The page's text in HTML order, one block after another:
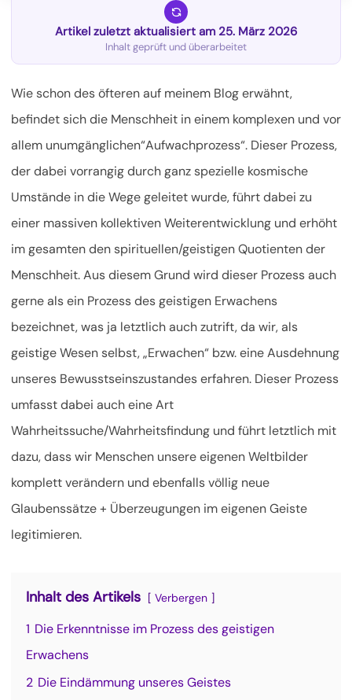
Artikel zuletzt aktualisiert am 25. März 2026
Inhalt geprüft und überarbeitet
Wie schon des öfteren auf meinem Blog erwähnt,
befindet sich die Menschheit in einem komplexen und vor
allem unumgänglichen“Aufwachprozess“. Dieser Prozess,
der dabei vorrangig durch ganz spezielle kosmische
Umstände in die Wege geleitet wurde, führt dabei zu
einer massiven kollektiven Weiterentwicklung und erhöht
im gesamten den spirituellen/geistigen Quotienten der
Menschheit. Aus diesem Grund wird dieser Prozess auch
gerne als ein Prozess des geistigen Erwachens
bezeichnet, was ja letztlich auch zutrift, da wir, als
geistige Wesen selbst, „Erwachen“ bzw. eine Ausdehnung
unseres Bewusstseinszustandes erfahren. Dieser Prozess
umfasst dabei auch eine Art
Wahrheitssuche/Wahrheitsfindung und führt letztlich mit
dazu, dass wir Menschen unsere eigenen Weltbilder
komplett verändern und ebenfalls völlig neue
Glaubenssätze + Überzeugungen im eigenen Geiste
legitimieren.
Inhalt des Artikels Verbergen
1 Die Erkenntnisse im Prozess des geistigen
Erwachens
2 Die Eindämmung unseres Geistes